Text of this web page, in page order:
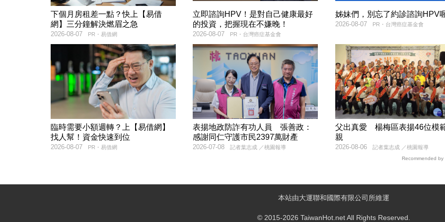
下個月房租差一點？快上【易借
網】三分鐘解決燃眉之急
PR・易借網
2026-08-07
立即諮詢HPV！是對自己健康最好
的投資，把握現在不嫌晚！
PR・台灣癌症基金會
2026-08-07
姊妹們，別忘了約診諮詢HPV
PR・台灣癌症基金會
2026-08-07
臨時需要小額週轉？上【易借網】
找人幫！資金快速到位
PR・易借網
2026-08-07
表揚地政防詐有功人員 張善政：
感謝同仁守護市民2397萬財產
記者葉志成 ／桃園報導
2026-07-08
父出真愛 楊梅區表揚46位模
親
記者葉志成 ／桃園報導
2026-08-06
Recommended by
本站由大運聯和國際有限公司所維運
© 2015-2026 TaiwanHot.net All Rights Reserved.